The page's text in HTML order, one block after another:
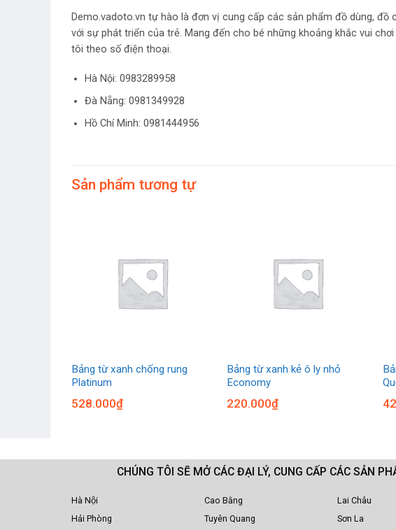
Demo.vadoto.vn tự hào là đơn vị cung cấp các sản phẩm đồ dùng,
với sự phát triển của trẻ. Mang đến cho bé những khoảng khắc vui
tôi theo số điện thoại.
Hà Nội: 0983289958
Đà Nẵng: 0981349928
Hồ Chí Minh: 0981444956
Sản phẩm tương tự
Bảng từ xanh chống rung
Platinum
528.000₫
Bảng từ xanh kẻ ô ly nhỏ
Economy
220.000₫
CHÚNG TÔI SẼ MỞ CÁC ĐẠI LÝ, CUNG CẤP CÁC SẢN
Hà Nội
Hải Phòng
Cao Bằng
Tuyên Quang
Lai Châu
Sơn La